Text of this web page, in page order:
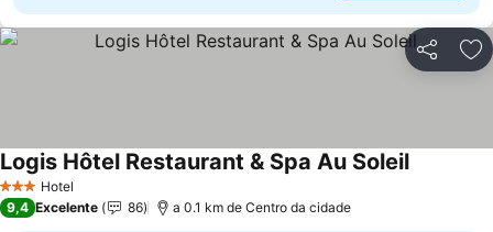
Partilhar
3 EstrelasHotel
Logis Hôtel Restaurant & Spa Au SoleilVer
9,4 Excelente 86 a 0.1 km de Centro da cidade